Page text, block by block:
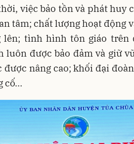
việc bảo tồn và phát huy
tâm; chất lượng hoạt động
lên; tình hình tôn giáo trên
luôn được bảo đảm và giữ
được nâng cao; khối đại
cố…